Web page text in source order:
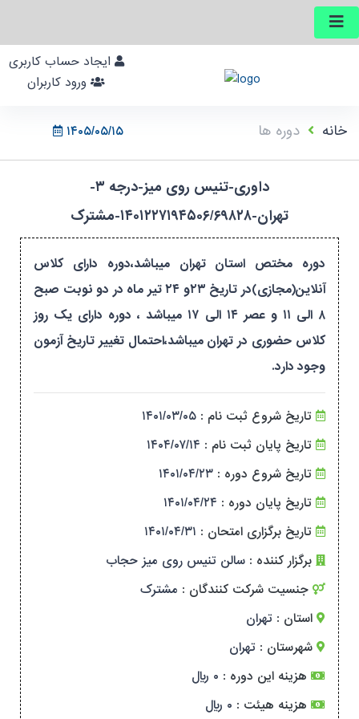
۱۴۰۵/۰۵/۱۵ خانه دوره ها
داوری-تنیس روی میز-درجه ۳-
تهران-۱۴۰۱۲۲۷۱۹۴۵۰۶/۶۹۸۲۸-مشترک
دوره مختص استان تهران میباشد،دوره دارای کلاس
آنلاین(مجازی)در تاریخ ۲۳و ۲۴ تیر ماه در دو نوبت صبح
۸ الی ۱۱ و عصر ۱۴ الی ۱۷ میباشد ، دوره دارای یک روز
کلاس حضوری در تهران میباشد،احتمال تغییر تاریخ آزمون
وجود دارد.
تاریخ شروع ثبت نام : ۱۴۰۱/۰۳/۰۵
تاریخ پایان ثبت نام : ۱۴۰۴/۰۷/۱۴
تاریخ شروع دوره : ۱۴۰۱/۰۴/۲۳
تاریخ پایان دوره : ۱۴۰۱/۰۴/۲۴
تاریخ برگزاری امتحان : ۱۴۰۱/۰۴/۳۱
برگزار کننده : سالن تنیس روی میز حجاب
جنسیت شرکت کنندگان : مشترک
استان : تهران
شهرستان : تهران
هزینه این دوره : ۰ ریال
هزینه هیئت : ۰ ریال